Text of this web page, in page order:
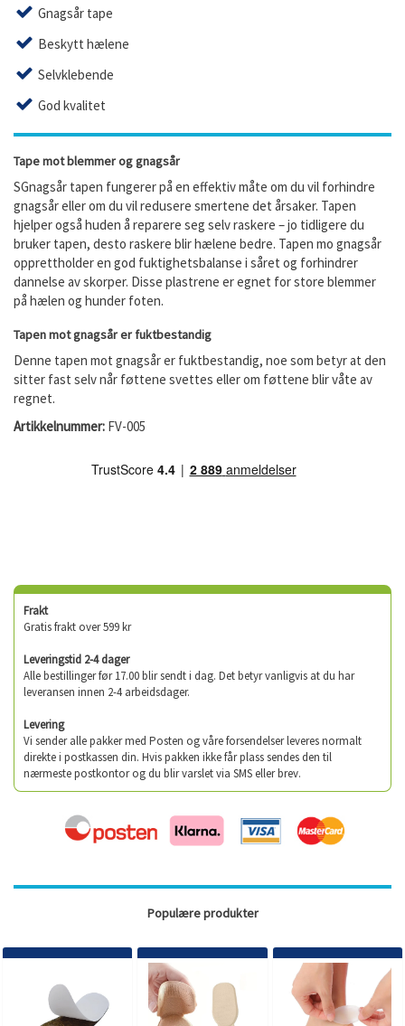
Gnagsår tape
Beskytt hælene
Selvklebende
God kvalitet
Tape mot blemmer og gnagsår
SGnagsår tapen fungerer på en effektiv måte om du vil forhindre
gnagsår eller om du vil redusere smertene det årsaker. Tapen
hjelper også huden å reparere seg selv raskere – jo tidligere du
bruker tapen, desto raskere blir hælene bedre. Tapen mo gnagsår
opprettholder en god fuktighetsbalanse i såret og forhindrer
dannelse av skorper. Disse plastrene er egnet for store blemmer
på hælen og hunder foten.
Tapen mot gnagsår er fuktbestandig
Denne tapen mot gnagsår er fuktbestandig, noe som betyr at den
sitter fast selv når føttene svettes eller om føttene blir våte av
regnet.
Artikkelnummer: FV-005
Frakt
Gratis frakt over 599 kr
Leveringstid 2-4 dager
Alle bestillinger før 17.00 blir sendt i dag. Det betyr vanligvis at du har
leveransen innen 2-4 arbeidsdager.
Levering
Vi sender alle pakker med Posten og våre forsendelser leveres normalt
direkte i postkassen din. Hvis pakken ikke får plass sendes den til
nærmeste postkontor og du blir varslet via SMS eller brev.
Populære produkter